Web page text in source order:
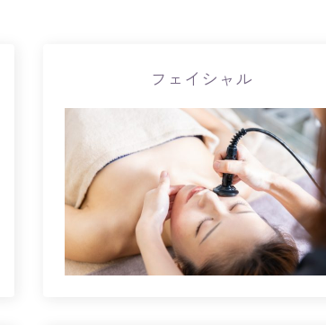
フェイシャル